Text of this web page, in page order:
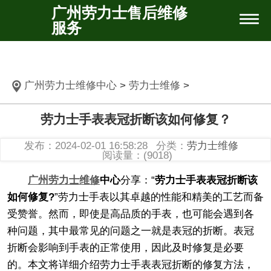
广州劳力士售后维修
服务
广州劳力士维修中心> 劳力士维修 >
劳力士手表表冠折断该如何修复？
发布：2024-02-01 16:58:28 分类： 劳力士维修
阅读量：(9018)
广州劳力士维修中心分享：“劳力士手表表冠折断该
如何修复?”劳力士手表以其卓越的性能和精美的工艺而备
受赞誉。然而，即使是高品质的手表，也可能会遇到各
种问题，其中最常见的问题之一就是表冠的折断。表冠
折断会影响到手表的正常使用，因此及时修复是必要
的。本文将详细介绍劳力士手表表冠折断的修复方法，